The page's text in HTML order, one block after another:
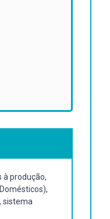
à produção,
sistema